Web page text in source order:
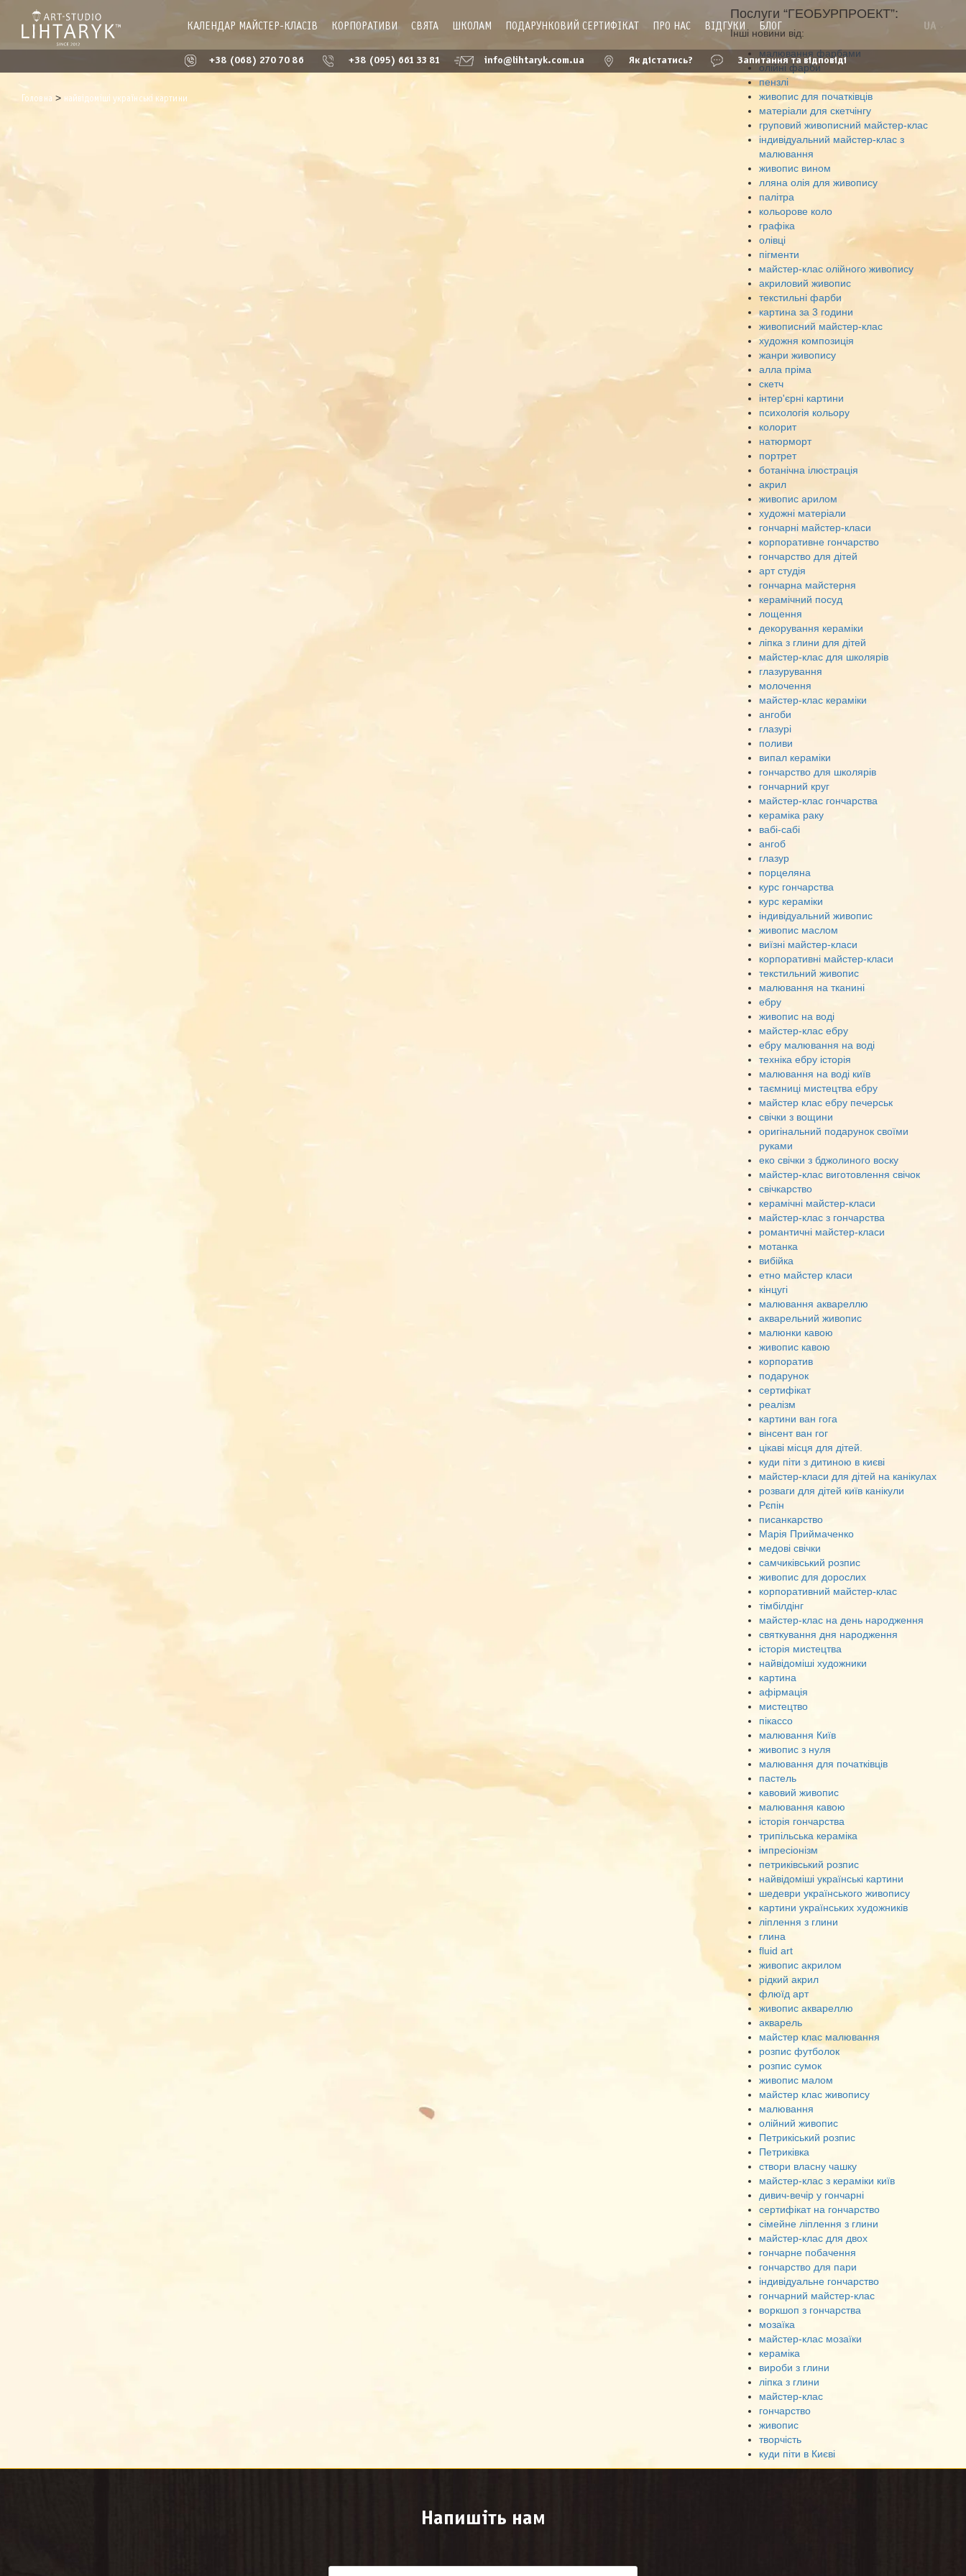
КАЛЕНДАР МАЙСТЕР-КЛАСІВ КОРПОРАТИВИ СВЯТА ШКОЛАМ ПОДАРУНКОВИЙ СЕРТИФІКАТ ПРО НАС ВІДГУКИ БЛОГ UA
+38 (068) 270 70 86 +38 (095) 661 33 81 info@lihtaryk.com.ua Як дістатись? Запитання та відповіді
Головна > найвідоміші українські картини
Послуги “ГЕОБУРПРОЕКТ”:
Інші новини від:
малювання фарбами
олійні фарби
пензлі
живопис для початківців
матеріали для скетчінгу
груповий живописний майстер-клас
індивідуальний майстер-клас з
малювання
живопис вином
лляна олія для живопису
палітра
кольорове коло
графіка
олівці
пігменти
майстер-клас олійного живопису
акриловий живопис
текстильні фарби
картина за 3 години
живописний майстер-клас
художня композиція
жанри живопису
алла пріма
скетч
інтер'єрні картини
психологія кольору
колорит
натюрморт
портрет
ботанічна ілюстрація
акрил
живопис арилом
художні матеріали
гончарні майстер-класи
корпоративне гончарство
гончарство для дітей
арт студія
гончарна майстерня
керамічний посуд
лощення
декорування кераміки
ліпка з глини для дітей
майстер-клас для школярів
глазурування
молочення
майстер-клас кераміки
ангоби
глазурі
поливи
випал кераміки
гончарство для школярів
гончарний круг
майстер-клас гончарства
кераміка раку
вабі-сабі
ангоб
глазур
порцеляна
курс гончарства
курс кераміки
індивідуальний живопис
живопис маслом
виїзні майстер-класи
корпоративні майстер-класи
текстильний живопис
малювання на тканині
ебру
живопис на воді
майстер-клас ебру
ебру малювання на воді
техніка ебру історія
малювання на воді київ
таємниці мистецтва ебру
майстер клас ебру печерськ
свічки з вощини
оригінальний подарунок своїми
руками
еко свічки з бджолиного воску
майстер-клас виготовлення свічок
свічкарство
керамічні майстер-класи
майстер-клас з гончарства
романтичні майстер-класи
мотанка
вибійка
етно майстер класи
кінцугі
малювання аквареллю
акварельний живопис
малюнки кавою
живопис кавою
корпоратив
подарунок
сертифікат
реалізм
картини ван гога
вінсент ван гог
цікаві місця для дітей.
куди піти з дитиною в києві
майстер-класи для дітей на канікулах
розваги для дітей київ канікули
Рєпін
писанкарство
Марія Приймаченко
медові свічки
самчиківський розпис
живопис для дорослих
корпоративний майстер-клас
тімбілдінг
майстер-клас на день народження
святкування дня народження
історія мистецтва
найвідоміші художники
картина
афірмація
мистецтво
пікассо
малювання Київ
живопис з нуля
малювання для початківців
пастель
кавовий живопис
малювання кавою
історія гончарства
трипільська кераміка
імпресіонізм
петриківський розпис
найвідоміші українські картини
шедеври українського живопису
картини українських художників
ліплення з глини
глина
fluid art
живопис акрилом
рідкий акрил
флюїд арт
живопис аквареллю
акварель
майстер клас малювання
розпис футболок
розпис сумок
живопис малом
майстер клас живопису
малювання
олійний живопис
Петрикіський розпис
Петриківка
створи власну чашку
майстер-клас з кераміки київ
дивич-вечір у гончарні
сертифікат на гончарство
сімейне ліплення з глини
майстер-клас для двох
гончарне побачення
гончарство для пари
індивідуальне гончарство
гончарний майстер-клас
воркшоп з гончарства
мозаїка
майстер-клас мозаїки
кераміка
вироби з глини
ліпка з глини
майстер-клас
гончарство
живопис
творчість
куди піти в Києві
Напишіть нам